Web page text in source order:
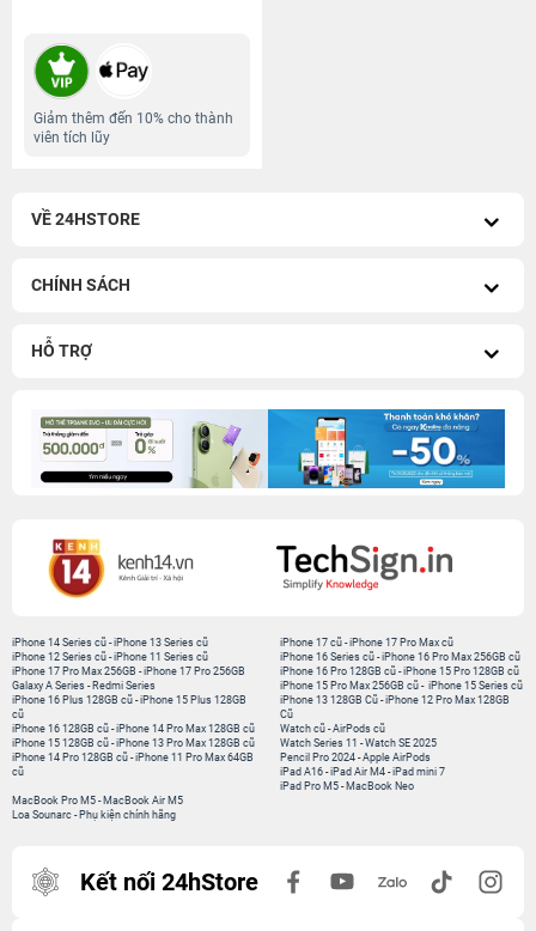
Giảm thêm đến 10% cho thành
viên tích lũy
VỀ 24HSTORE
CHÍNH SÁCH
HỖ TRỢ
iPhone 14 Series cũ -iPhone 13 Series cũ
iPhone 12 Series cũ -iPhone 11 Series cũ
iPhone 17 Pro Max 256GB -iPhone 17 Pro 256GB
Galaxy A Series - Redmi Series
iPhone 17 cũ -iPhone 17 Pro Max cũ
iPhone 16 Series cũ - iPhone 16 Pro Max 256GB cũ
iPhone 16 Pro 128GB cũ -iPhone 15 Pro 128GB cũ
iPhone 15 Pro Max 256GB cũ - iPhone 15 Series cũ
iPhone 16 Plus 128GB cũ -iPhone 15 Plus 128GB
cũ
iPhone 16 128GB cũ -iPhone 14 Pro Max 128GB cũ
iPhone 15 128GB cũ -iPhone 13 Pro Max 128GB cũ
iPhone 14 Pro 128GB cũ -iPhone 11 Pro Max 64GB
cũ
iPhone 13 128GB Cũ -iPhone 12 Pro Max 128GB
Cũ
Watch cũ -AirPods cũ
Watch Series 11 -Watch SE 2025
Pencil Pro 2024 -Apple AirPods
iPad A16 -iPad Air M4 -iPad mini 7
iPad Pro M5 - MacBook Neo
MacBook Pro M5 - MacBook Air M5
Loa Sounarc - Phụ kiện chính hãng
Kết nối 24hStore